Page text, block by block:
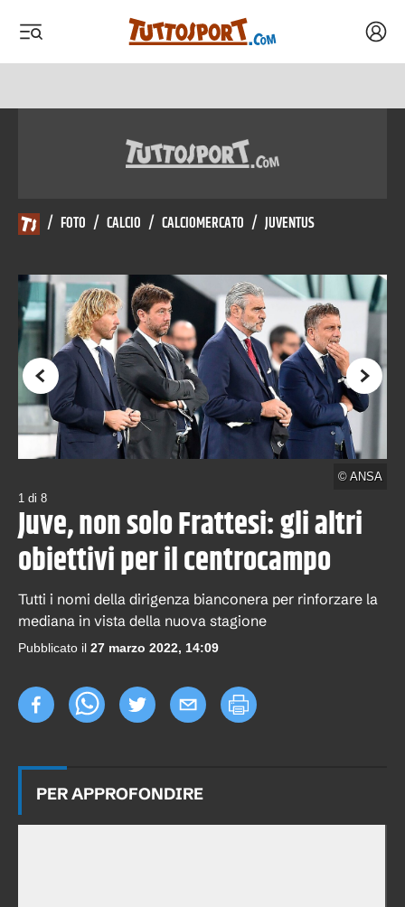
/ FOTO / CALCIO / CALCIOMERCATO / JUVENTUS
© ANSA
Precedente
1 di 8
Juve, non solo Frattesi: gli altri
obiettivi per il centrocampo
Tutti i nomi della dirigenza bianconera per rinforzare la
mediana in vista della nuova stagione
Pubblicato il 27 marzo 2022, 14:09
PER APPROFONDIRE